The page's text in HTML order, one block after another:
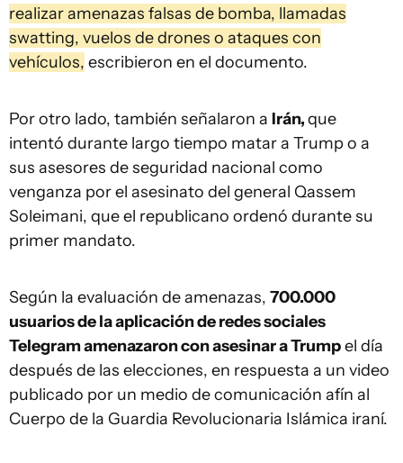
realizar amenazas falsas de bomba, llamadas
swatting, vuelos de drones o ataques con
vehículos, escribieron en el documento.
Por otro lado, también señalaron a Irán,que
intentó durante largo tiempo matar a Trump o a
sus asesores de seguridad nacional como
venganza por el asesinato del general Qassem
Soleimani, que el republicano ordenó durante su
primer mandato.
Según la evaluación de amenazas, 700.000
usuarios de la aplicación de redes sociales
Telegram amenazaron con asesinar a Trumpel día
después de las elecciones, en respuesta a un video
publicado por un medio de comunicación afín al
Cuerpo de la Guardia Revolucionaria Islámica iraní.